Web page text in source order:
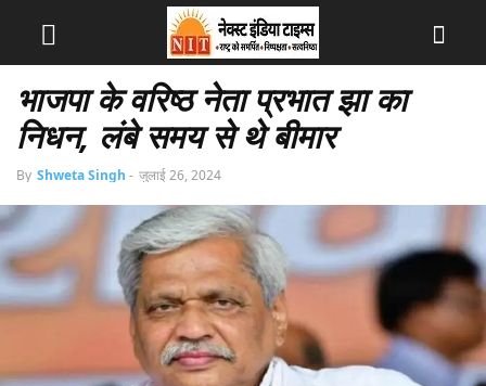
भाजपा के वरिष्ठ नेता प्रभात झा का
निधन, लंबे समय से थे बीमार
By Shweta Singh - जुलाई 26, 2024